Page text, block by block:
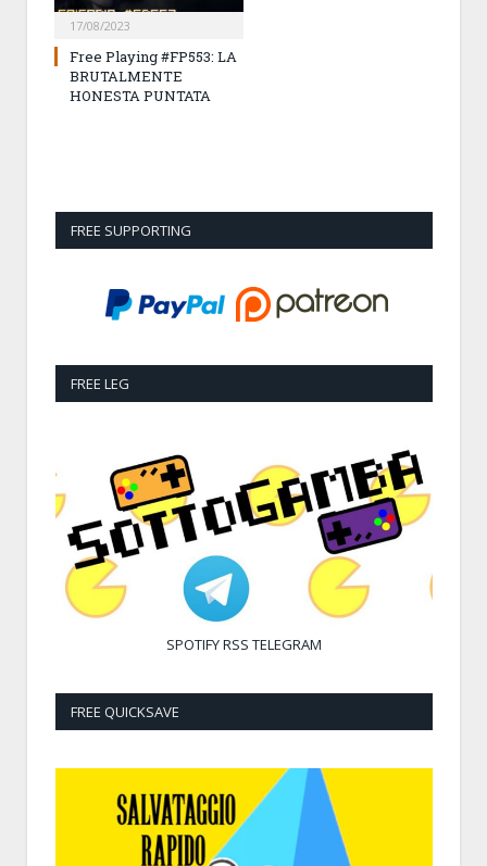
17/08/2023
Free Playing #FP553: LA
BRUTALMENTE
HONESTA PUNTATA
FREE SUPPORTING
FREE LEG
SPOTIFYRSS TELEGRAM
FREE QUICKSAVE